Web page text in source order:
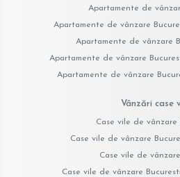
Apartamente de
Apartamente de vânzare
Apartamente de vânzare
Apartamente de vânzare
Apartamente de vânzare
Vânzări case
Case vile de vânzare
Case vile de vânzare
Case vile de
Case vile de vânzare